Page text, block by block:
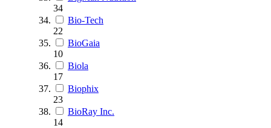
34
Bio-Tech
22
BioGaia
10
Biola
17
Biophix
23
BioRay Inc.
14